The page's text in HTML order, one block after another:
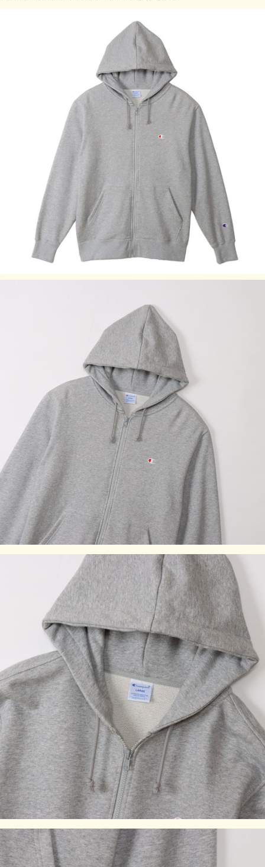
身幅 (cm)
78 64
サイズはアメリカ企画サイズではなく、日本企画サイズで
身長の目安は日本規格(ＪＩＳ規格)によるものです。
実際のサイズと若干の誤差が生じる場合がございます。
±2cmまでを許容範囲としております。
洗濯により若干の縮みがございます。(詳細)
モニタなどの環境によって、写真と実際の商品とは色が多少
異なる場合があります。